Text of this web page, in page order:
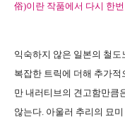
俗)이란 작품에서 다시 한
익숙하지 않은 일본의 철
복잡한 트릭에 더해 추가
만 내러티브의 견고함만큼
않는다. 아울러 추리의 묘